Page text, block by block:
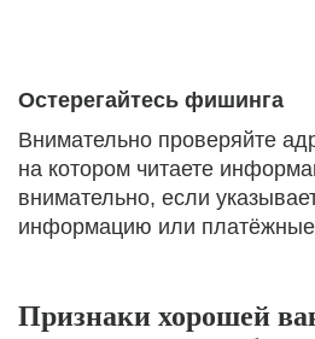
Остерегайтесь фишинга
Внимательно проверяйте
на котором читаете
внимательно, если
информацию или
Признаки хорошей